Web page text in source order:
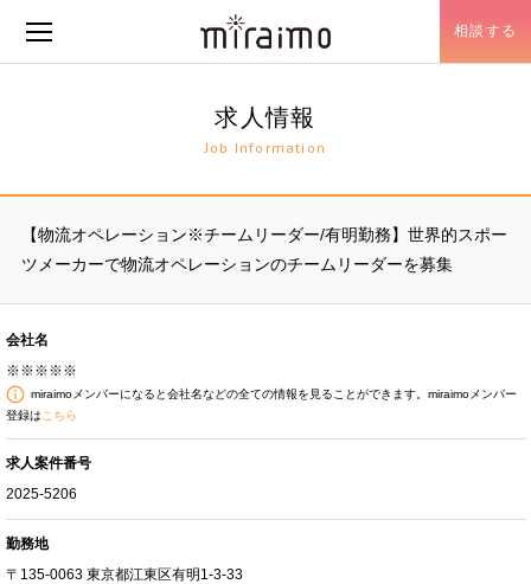
相談する
求人情報
Job Information
【物流オペレーション※チームリーダー/有明勤務】世界的スポー
ツメーカーで物流オペレーションのチームリーダーを募集
会社名
※※※※※
miraimoメンバーになると会社名などの全ての情報を見ることができます。miraimoメンバー
登録は こちら
求人案件番号
2025-5206
勤務地
〒135-0063 東京都江東区有明1-3-33